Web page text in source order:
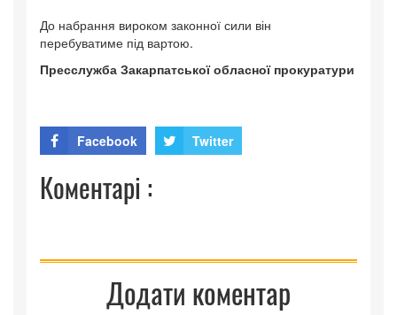
До набрання вироком законної сили він
перебуватиме під вартою.
Пресслужба Закарпатської обласної прокуратури
Facebook Twitter
Коментарі :
Додати коментар